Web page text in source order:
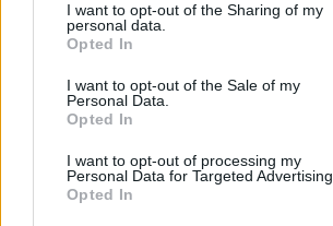
I want to opt-out of the Sharing of my
personal data.
Opted In
I want to opt-out of the Sale of my
Personal Data.
Opted In
I want to opt-out of processing my
Personal Data for Targeted Advertising.
Opted In